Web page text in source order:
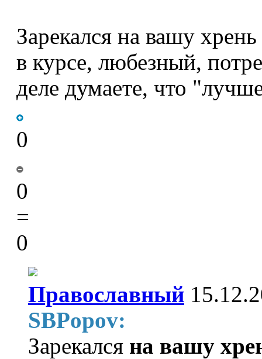
Зарекался на вашу
в курсе, любезный,
деле думаете, что
0
0
=
0
Православный
SBPopov:
Зарекался на вашу